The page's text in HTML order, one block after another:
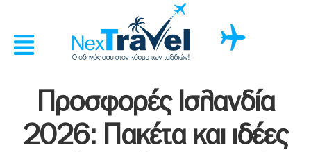
Προσφορές Ισλανδία
2026: Πακέτα και ιδέες